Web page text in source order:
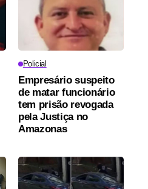
Policial
Empresário suspeito
de matar funcionário
tem prisão revogada
pela Justiça no
Amazonas